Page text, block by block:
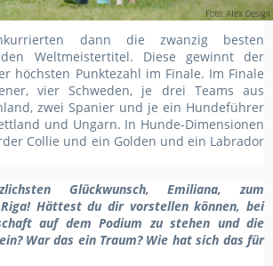
dann die zwanzig besten
Weltmeistertitel. Diese gewinnt der
höchsten Punktezahl im Finale. Im Finale
vier Schweden, je drei Teams aus
zwei Spanier und je ein Hundeführer
und Ungarn. In Hunde-Dimensionen
Collie und ein Golden und ein Labrador
Glückwunsch, Emiliana, zum
! Hättest du dir vorstellen können, bei
auf dem Podium zu stehen und die
War das ein Traum? Wie hat sich das für